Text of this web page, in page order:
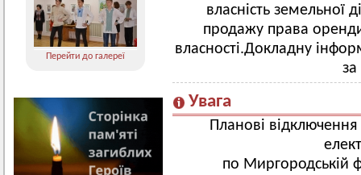
Перейти до галереї
власність земельної
продажу права
власності.Докладну
за
Увага
Планові
по Миргородській